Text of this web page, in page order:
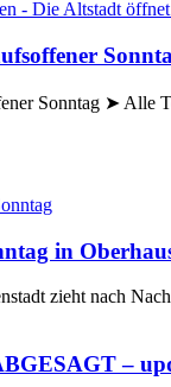
Sonntag ➤ Alle
in
zieht nach
–